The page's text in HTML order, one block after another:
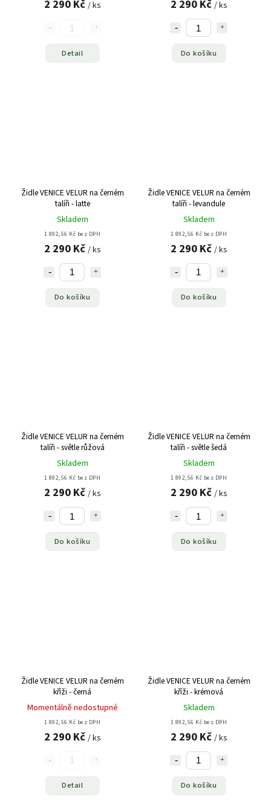
2 290 Kč / ks
Detail
2 290 Kč / ks
Do košíku
Židle VENICE VELUR na černém
talíři - latte
Skladem
1 892,56 Kč bez DPH
2 290 Kč / ks
Do košíku
Židle VENICE VELUR na černém
talíři - levandule
Skladem
1 892,56 Kč bez DPH
2 290 Kč / ks
Do košíku
Židle VENICE VELUR na černém
talíři - světle růžová
Skladem
1 892,56 Kč bez DPH
2 290 Kč / ks
Do košíku
Židle VENICE VELUR na černém
talíři - světle šedá
Skladem
1 892,56 Kč bez DPH
2 290 Kč / ks
Do košíku
Židle VENICE VELUR na černém
kříži - černá
Momentálně nedostupné
1 892,56 Kč bez DPH
2 290 Kč / ks
Detail
Židle VENICE VELUR na černém
kříži - krémová
Skladem
1 892,56 Kč bez DPH
2 290 Kč / ks
Do košíku